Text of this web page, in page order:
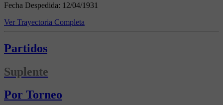
Fecha Despedida: 12/04/1931
Ver Trayectoria Completa
Partidos
Suplente
Por Torneo